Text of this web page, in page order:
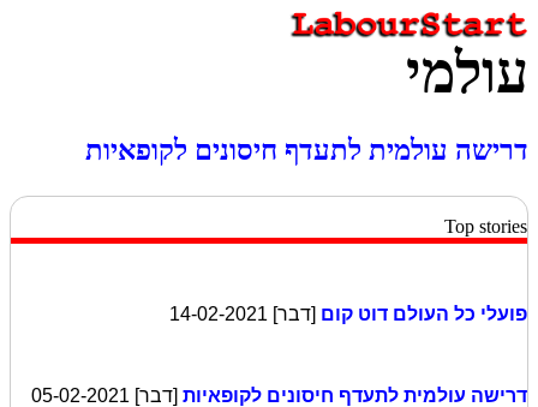
עולמי
דרישה עולמית לתעדף חיסונים לקופאיות
Top stories
פועלי כל העולם דוט קום [דבר] 14-02-2021
דרישה עולמית לתעדף חיסונים לקופאיות [דבר] 05-02-2021